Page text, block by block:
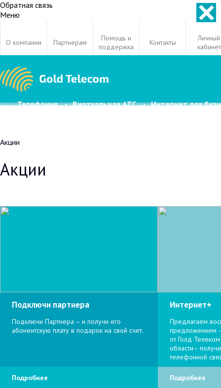
Обратная связь
Меню
О компании Партнерам
Помощь и
поддержка
Контакты
Личный
кабинет
Телефония Виртуальная АТС Интернет для
Акции
Акции
Подключи партнера
Подключи Партнера – и получи его
абонентскую плату в подарок на свой счет.
Подробнее
Интернет+
Предлагаем
предложением
от Голд
области–
телефонной
Подробнее